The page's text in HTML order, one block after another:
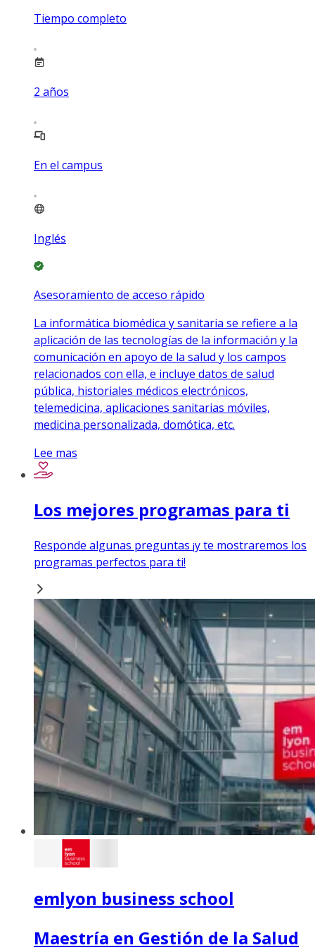
Tiempo completo
2 años
En el campus
Inglés
Asesoramiento de acceso rápido
La informática biomédica y sanitaria se refiere a la
aplicación de las tecnologías de la información y la
comunicación en apoyo de la salud y los campos
relacionados con ella, e incluye datos de salud
pública, historiales médicos electrónicos,
telemedicina, aplicaciones sanitarias móviles,
medicina personalizada, domótica, etc.
Lee mas
Los mejores programas para ti
Responde algunas preguntas ¡y te mostraremos los
programas perfectos para ti!
emlyon business school
Maestría en Gestión de la Salud